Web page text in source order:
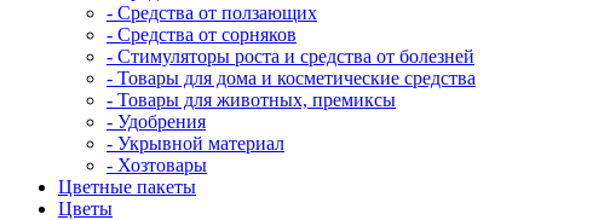
- Средства от ползающих
- Средства от сорняков
- Стимуляторы роста и средства от болезней
- Товары для дома и косметические средства
- Товары для животных, премиксы
- Удобрения
- Укрывной материал
- Хозтовары
Цветные пакеты
Цветы